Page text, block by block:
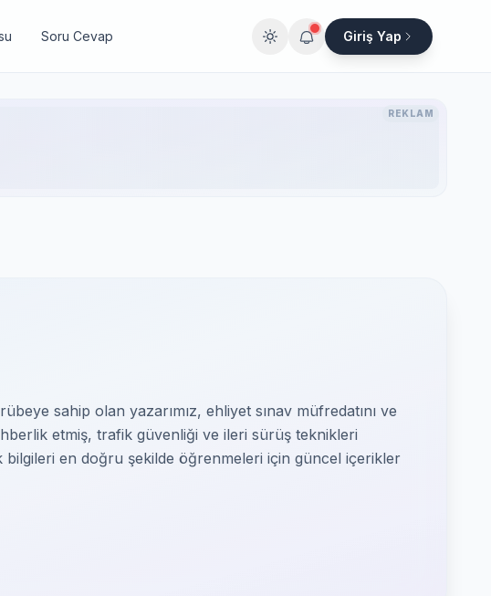
Soru Cevap Giriş Yap
REKLAM
sahip olan yazarımız, ehliyet sınav müfredatını ve
etmiş, trafik güvenliği ve ileri sürüş teknikleri
bilgileri en doğru şekilde öğrenmeleri için güncel içerikler